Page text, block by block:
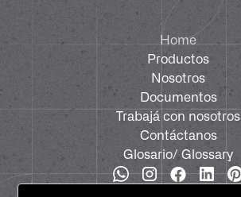
Home
Productos
Nosotros
Documentos
Trabajá con nosotros
Contáctanos
Glosario/ Glossary